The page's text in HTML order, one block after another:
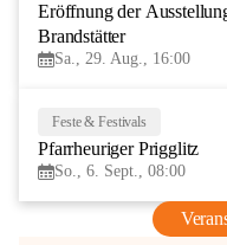
Eröffnung der
Brandstätter
Sa., 29. Aug., 16:00
Feste & Festivals
Pfarrheuriger Prigglitz
So., 6. Sept., 08:00